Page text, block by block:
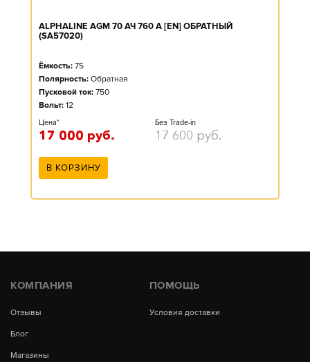
ALPHALINE AGM 70 АЧ 760 А [EN] ОБРАТНЫЙ
(SA57020)
Ёмкость: 75
Полярность: Обратная
Пусковой ток: 750
Вольт: 12
Цена*
17 000 руб.
Без Trade-in
17 600 руб.
В КОРЗИНУ
КОМПАНИЯ
Отзывы
Блог
Магазины
ПОМОЩЬ
Условия доставки